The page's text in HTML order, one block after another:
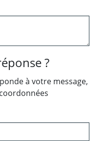
?
à votre message,